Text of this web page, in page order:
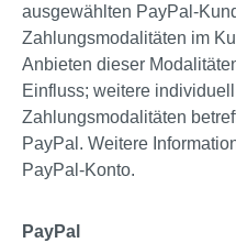
ausgewählten PayPal-
Zahlungsmodalitäten im
Anbieten dieser
Einfluss; weitere
Zahlungsmodalitäten
PayPal. Weitere
PayPal-Konto.
PayPal